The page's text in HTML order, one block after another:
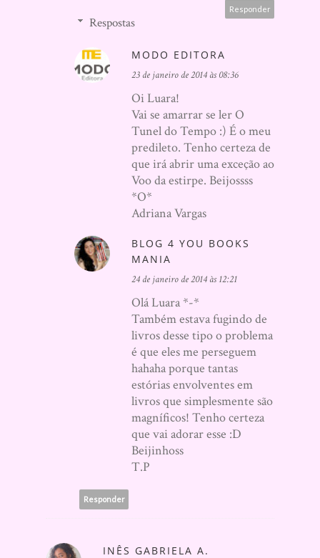
Responder
Respostas
MODO EDITORA
23 de janeiro de 2014 às 08:36
Oi Luara!
Vai se amarrar se ler O
Tunel do Tempo :) É o meu
predileto. Tenho certeza de
que irá abrir uma exceção ao
Voo da estirpe. Beijossss
*O*
Adriana Vargas
BLOG 4 YOU BOOKS
MANIA
24 de janeiro de 2014 às 12:21
Olá Luara *-*
Também estava fugindo de
livros desse tipo o problema
é que eles me perseguem
hahaha porque tantas
estórias envolventes em
livros que simplesmente são
magníficos! Tenho certeza
que vai adorar esse :D
Beijinhoss
T.P
Responder
INÊS GABRIELA A.